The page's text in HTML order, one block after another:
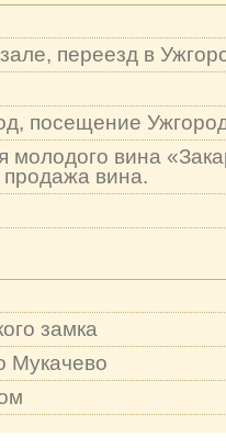
переезд в
посещение
вина
продажа вина.
замка
Мукачево